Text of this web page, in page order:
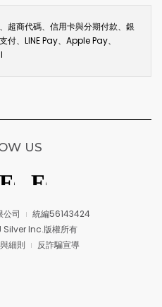
超商代碼、信用卡與分期付款、銀
付、LINE Pay、Apple Pay、
公司
統編56143424
Inc.版權所有
細則 反詐騙宣導
US